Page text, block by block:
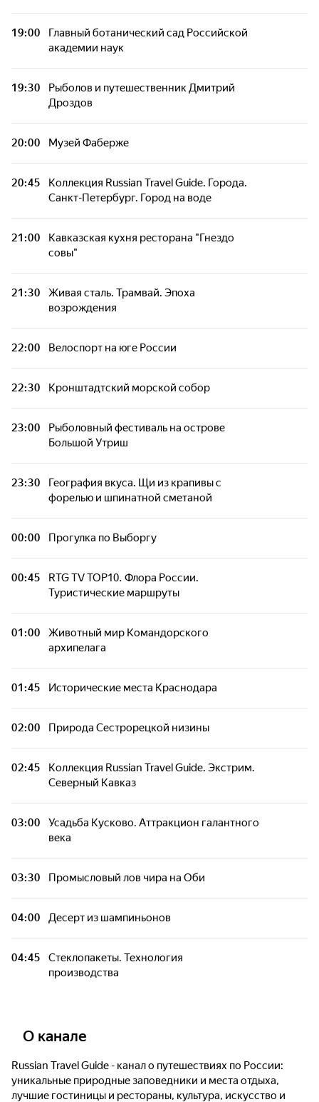
Велоспорт на юге России
Кронштадтский морской собор
Рыболовный фестиваль на острове Большой
Утриш
География вкуса. Щи из крапивы с форелью
и шпинатной сметаной
Прогулка по Выборгу
RTG TV TOP10. Флора России.
Животный мир Командорского
архипелага
Исторические места Краснодара
Природа Cестрорецкой низины
Коллекция Russian Travel Guide. Экстрим.
Северный Кавказ
Маяки Ленинградской области
Промысловый лов чира на Оби
Десерт из шампиньонов
Стеклопакеты. Технология производства
Кайтинг Сергея Бельмесова
19:00
Главный ботанический сад Российской
академии наук
19:30
Рыболов и путешественник Дмитрий
Дроздов
20:00 Музей Фаберже
20:45
Коллекция Russian Travel Guide. Города.
Санкт-Петербург. Город на воде
21:00
Кавказская кухня ресторана "Гнездо
совы"
21:30
Живая сталь. Трамвай. Эпоха
возрождения
22:00 Велоспорт на юге России
22:30 Кронштадтский морской собор
23:00
Рыболовный фестиваль на острове
Большой Утриш
23:30
География вкуса. Щи из крапивы с
форелью и шпинатной сметаной
00:00 Прогулка по Выборгу
00:45
RTG TV TOP10. Флора России.
Туристические маршруты
01:00
Животный мир Командорского
архипелага
01:45 Исторические места Краснодара
02:00 Природа Cестрорецкой низины
02:45
Коллекция Russian Travel Guide. Экстрим.
Северный Кавказ
03:00
Усадьба Кусково. Аттракцион галантного
века
03:30 Промысловый лов чира на Оби
04:00 Десерт из шампиньонов
04:45
Стеклопакеты. Технология
производства
О канале
Russian Travel Guide - канал о путешествиях по России:
уникальные природные заповедники и места отдыха,
лучшие гостиницы и рестораны, культура, искусство и